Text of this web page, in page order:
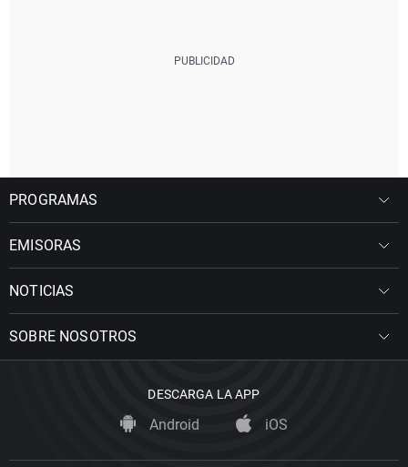
PROGRAMAS
EMISORAS
NOTICIAS
SOBRE NOSOTROS
DESCARGA LA APP
Android iOS